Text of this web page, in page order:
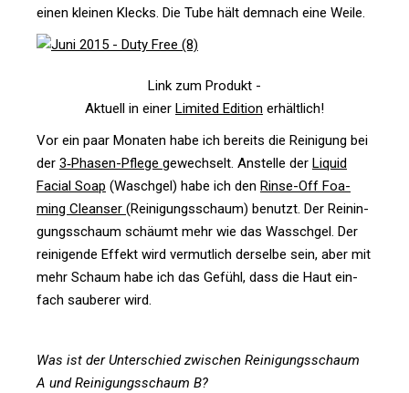
einen kleinen Klecks. Die Tube hält dem­nach eine Weile.
Link zum Produkt -
Aktuell in einer Limited Edi­tion erhältlich!
Vor ein paar Monaten habe ich bereits die Rei­ni­gung bei
der 3‑Phasen-Pflege gewech­selt. Anstelle der Liquid
Facial Soap (Waschgel) habe ich den Rinse-Off Foa­
ming Cle­anser (Rei­ni­gungs­schaum) benutzt. Der Rei­nin­
gungs­schaum schäumt mehr wie das Wasschgel. Der
rei­ni­gende Effekt wird ver­mut­lich der­selbe sein, aber mit
mehr Schaum habe ich das Gefühl, dass die Haut ein­
fach sau­berer wird.
Was ist der Unter­schied zwi­schen Rei­ni­gungs­schaum
A und Rei­ni­gungs­schaum B?